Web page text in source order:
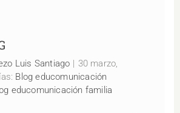
Luis Santiago | 30 marzo,
Blog educomunicación
educomunicación familia